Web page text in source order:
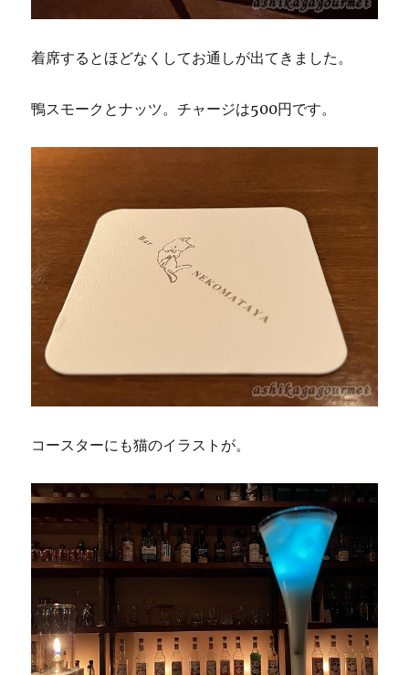
着席するとほどなくしてお通しが出てきました。
鴨スモークとナッツ。チャージは500円です。
コースターにも猫のイラストが。